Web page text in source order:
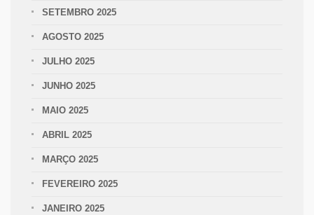
SETEMBRO 2025
AGOSTO 2025
JULHO 2025
JUNHO 2025
MAIO 2025
ABRIL 2025
MARÇO 2025
FEVEREIRO 2025
JANEIRO 2025